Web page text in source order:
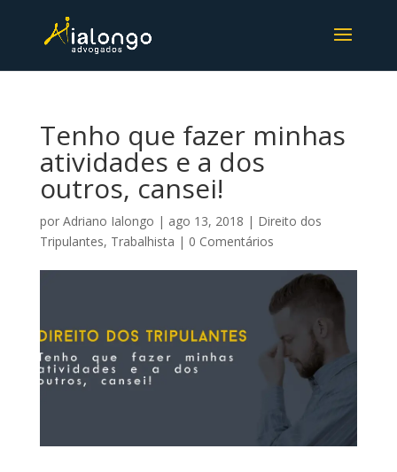
Tenho que fazer minhas
atividades e a dos
outros, cansei!
por Adriano Ialongo | ago 13, 2018 | Direito dos
Tripulantes, Trabalhista | 0 Comentários